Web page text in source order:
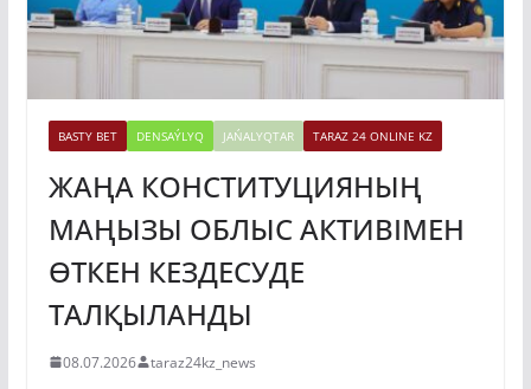
BASTY BET DENSAÝLYQ JAŃALYQTAR TARAZ 24 ONLINE KZ
ЖАҢА КОНСТИТУЦИЯНЫҢ
МАҢЫЗЫ ОБЛЫС АКТИВІМЕН
ӨТКЕН КЕЗДЕСУДЕ
ТАЛҚЫЛАНДЫ
08.07.2026 taraz24kz_news